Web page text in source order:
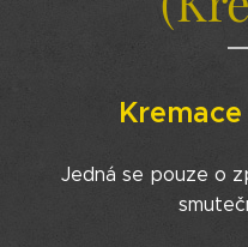
Jedná se pouze o